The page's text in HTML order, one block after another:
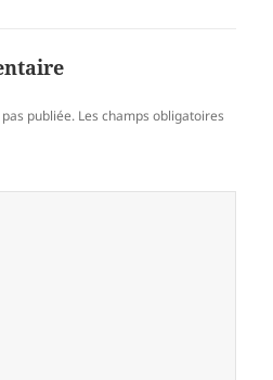
publiée. Les champs obligatoires